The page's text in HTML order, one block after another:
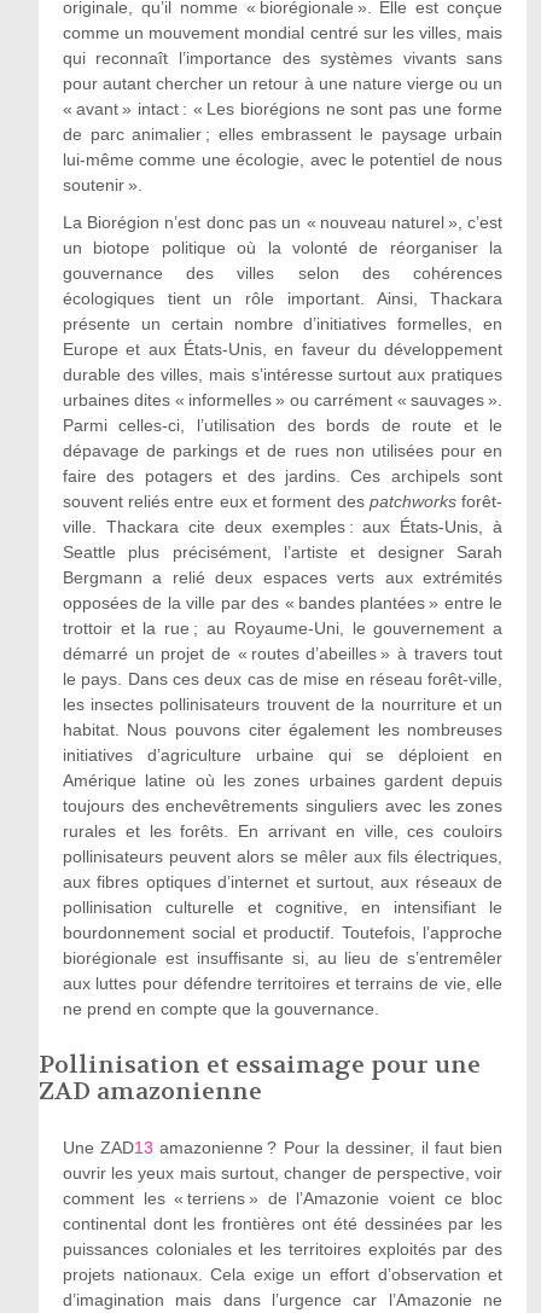
originale, qu’il nomme « biorégionale ». Elle est conçue
comme un mouvement mondial centré sur les villes, mais
qui reconnaît l’importance des systèmes vivants sans
pour autant chercher un retour à une nature vierge ou un
« avant » intact : « Les biorégions ne sont pas une forme
de parc animalier ; elles embrassent le paysage urbain
lui-même comme une écologie, avec le potentiel de nous
soutenir ».
La Biorégion n’est donc pas un « nouveau naturel », c’est
un biotope politique où la volonté de réorganiser la
gouvernance des villes selon des cohérences
écologiques tient un rôle important. Ainsi, Thackara
présente un certain nombre d’initiatives formelles, en
Europe et aux États-Unis, en faveur du développement
durable des villes, mais s’intéresse surtout aux pratiques
urbaines dites « informelles » ou carrément « sauvages ».
Parmi celles-ci, l’utilisation des bords de route et le
dépavage de parkings et de rues non utilisées pour en
faire des potagers et des jardins. Ces archipels sont
souvent reliés entre eux et forment des patchworksforêt-
ville. Thackara cite deux exemples : aux États-Unis, à
Seattle plus précisément, l’artiste et designer Sarah
Bergmann a relié deux espaces verts aux extrémités
opposées de la ville par des « bandes plantées » entre le
trottoir et la rue ; au Royaume-Uni, le gouvernement a
démarré un projet de « routes d’abeilles » à travers tout
le pays. Dans ces deux cas de mise en réseau forêt-ville,
les insectes pollinisateurs trouvent de la nourriture et un
habitat. Nous pouvons citer également les nombreuses
initiatives d’agriculture urbaine qui se déploient en
Amérique latine où les zones urbaines gardent depuis
toujours des enchevêtrements singuliers avec les zones
rurales et les forêts. En arrivant en ville, ces couloirs
pollinisateurs peuvent alors se mêler aux fils électriques,
aux fibres optiques d’internet et surtout, aux réseaux de
pollinisation culturelle et cognitive, en intensifiant le
bourdonnement social et productif. Toutefois, l’approche
biorégionale est insuffisante si, au lieu de s’entremêler
aux luttes pour défendre territoires et terrains de vie, elle
ne prend en compte que la gouvernance.
Pollinisation et essaimage pour une
ZAD amazonienne
Une ZAD13 amazonienne ? Pour la dessiner, il faut bien
ouvrir les yeux mais surtout, changer de perspective, voir
comment les « terriens » de l’Amazonie voient ce bloc
continental dont les frontières ont été dessinées par les
puissances coloniales et les territoires exploités par des
projets nationaux. Cela exige un effort d’observation et
d’imagination mais dans l’urgence car l’Amazonie ne